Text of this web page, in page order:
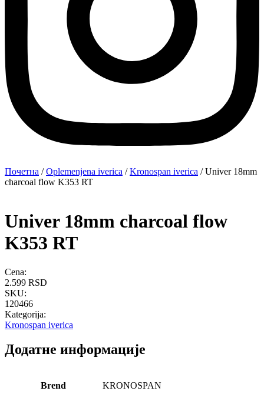
Почетна /Oplemenjena iverica /Kronospan iverica / Univer 18mm
charcoal flow K353 RT
Univer 18mm charcoal flow
K353 RT
Cena:
2.599 RSD
SKU:
120466
Kategorija:
Kronospan iverica
Додатне информације
Brend KRONOSPAN